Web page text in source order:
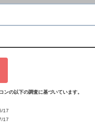
の以下の調査に基づいています。
17
17